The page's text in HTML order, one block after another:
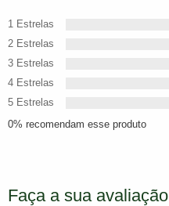
1 Estrelas
2 Estrelas
3 Estrelas
4 Estrelas
5 Estrelas
0% recomendam esse produto
Faça a sua avaliação